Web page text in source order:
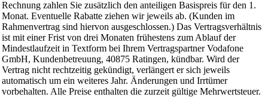
Rechnung zahlen Sie zusätzlich den anteiligen Basispreis für den 1.
Monat. Eventuelle Rabatte ziehen wir jeweils ab. (Kunden im
Rahmenvertrag sind hiervon ausgeschlossen.) Das Vertragsverhältnis
ist mit einer Frist von drei Monaten frühestens zum Ablauf der
Mindestlaufzeit in Textform bei Ihrem Vertragspartner Vodafone
GmbH, Kundenbetreuung, 40875 Ratingen, kündbar. Wird der
Vertrag nicht rechtzeitig gekündigt, verlängert er sich jeweils
automatisch um ein weiteres Jahr. Änderungen und Irrtümer
vorbehalten. Alle Preise enthalten die zurzeit gültige Mehrwertsteuer.